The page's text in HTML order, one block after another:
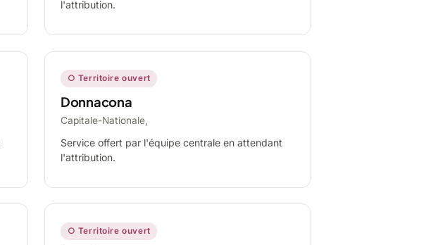
l'attribution.
○ Territoire ouvert
Donnacona
Capitale-Nationale,
Service offert par l'équipe centrale en attendant
l'attribution.
○ Territoire ouvert